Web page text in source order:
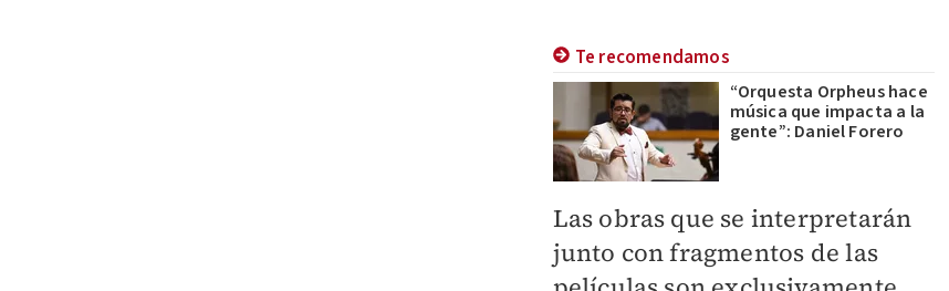
Te recomendamos
“Orquesta Orpheus hace
música que impacta a la
gente”: Daniel Forero
Las obras que se interpretarán
junto con fragmentos de las